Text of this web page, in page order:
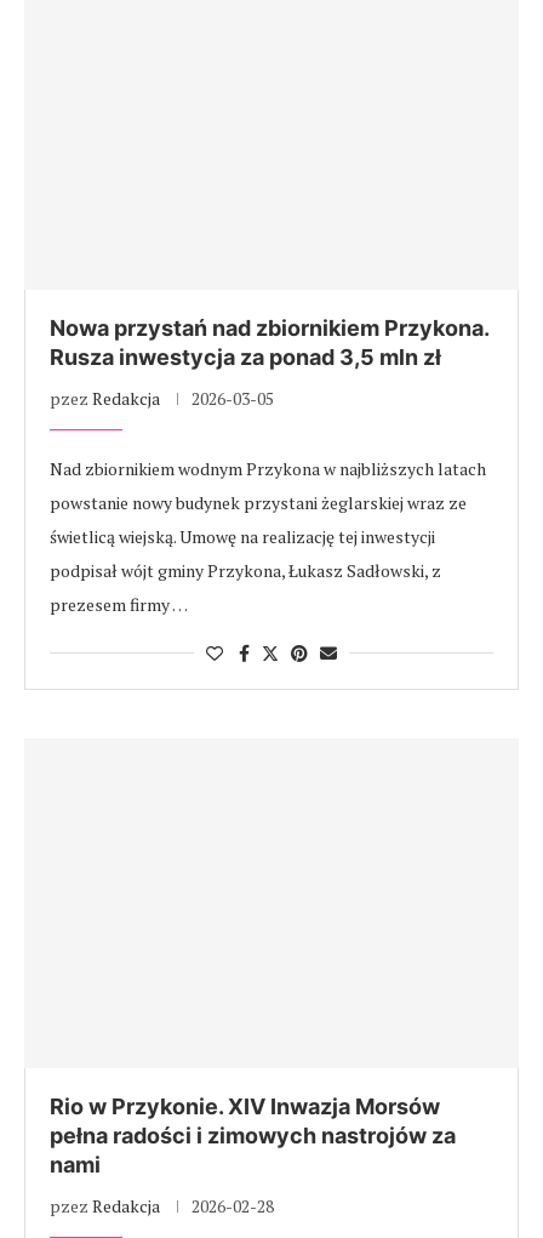
Nowa przystań nad zbiornikiem Przykona.
Rusza inwestycja za ponad 3,5 mln zł
pzez Redakcja 2026-03-05
Nad zbiornikiem wodnym Przykona w najbliższych latach
powstanie nowy budynek przystani żeglarskiej wraz ze
świetlicą wiejską. Umowę na realizację tej inwestycji
podpisał wójt gminy Przykona, Łukasz Sadłowski, z
prezesem firmy …
Rio w Przykonie. XIV Inwazja Morsów
pełna radości i zimowych nastrojów za
nami
pzez Redakcja 2026-02-28